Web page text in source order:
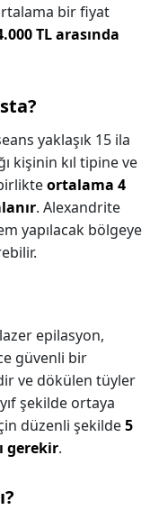
bir fiyat
TL arasında
yaklaşık 15 ila
kişinin kıl tipine ve
ortalama 4
. Alexandrite
yapılacak bölgeye
epilasyon,
güvenli bir
ve dökülen tüyler
şekilde ortaya
düzenli şekilde5
gerekir.